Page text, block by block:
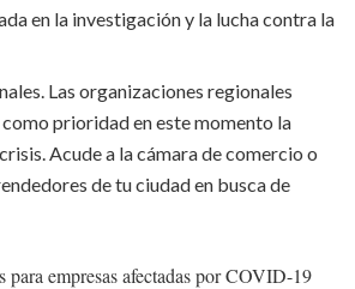
en la investigación y la lucha contra la
Las organizaciones regionales
prioridad en este momento la
Acude a la cámara de comercio o
de tu ciudad en busca de
para empresas afectadas por COVID-19